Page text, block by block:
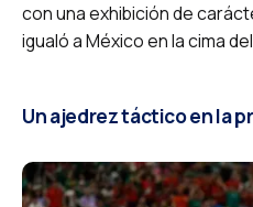
con una exhibición de
igualó a México en la cima
Un ajedrez táctico en la